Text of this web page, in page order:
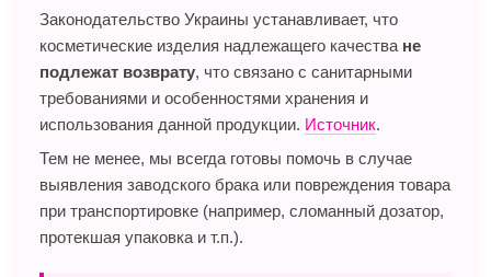
Законодательство Украины устанавливает, что
косметические изделия надлежащего качества не
подлежат возврату, что связано с санитарными
требованиями и особенностями хранения и
использования данной продукции. Источник.
Тем не менее, мы всегда готовы помочь в случае
выявления заводского брака или повреждения товара
при транспортировке (например, сломанный дозатор,
протекшая упаковка и т.п.).